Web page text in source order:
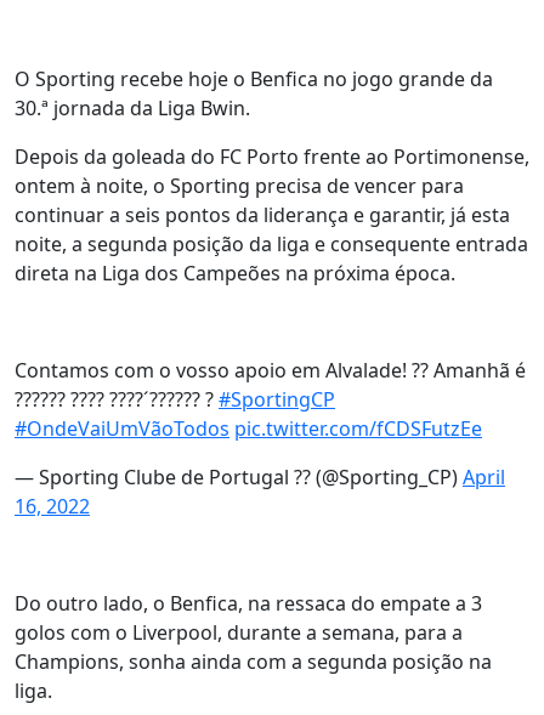
O Sporting recebe hoje o Benfica no jogo grande da
30.ª jornada da Liga Bwin.
Depois da goleada do FC Porto frente ao Portimonense,
ontem à noite, o Sporting precisa de vencer para
continuar a seis pontos da liderança e garantir, já esta
noite, a segunda posição da liga e consequente entrada
direta na Liga dos Campeões na próxima época.
Contamos com o vosso apoio em Alvalade! ?? Amanhã é
?????? ???? ????´?????? ?#SportingCP
#OndeVaiUmVãoTodos pic.twitter.com/fCDSFutzEe
— Sporting Clube de Portugal ?? (@Sporting_CP)April
16, 2022
Do outro lado, o Benfica, na ressaca do empate a 3
golos com o Liverpool, durante a semana, para a
Champions, sonha ainda com a segunda posição na
liga.